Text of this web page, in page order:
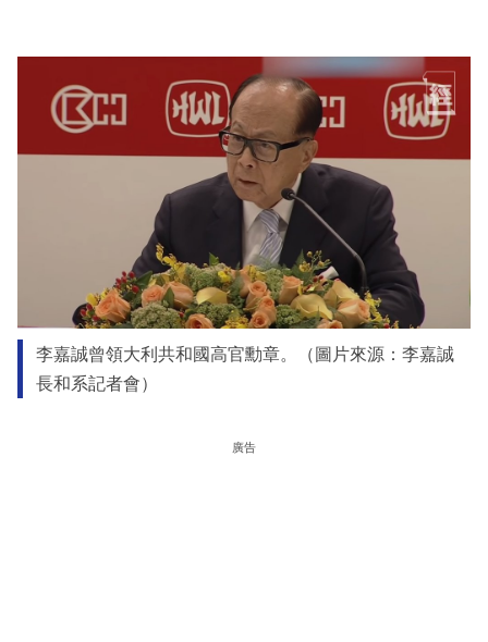
李嘉誠曾領大利共和國高官勳章。（圖片來源：李嘉誠
長和系記者會）
廣告